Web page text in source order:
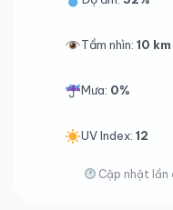
Tầm nhìn: 10 km
Mưa: 0%
UV Index: 12
Cập nhật